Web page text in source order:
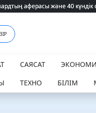
аферасы және 40
аферасы және 40
САЯСАТ
ТЕХНО БІЛІМ